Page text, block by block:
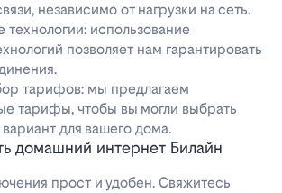
независимо от нагрузки на сеть.
использование
позволяет нам гарантировать
тарифов: мы предлагаем
тарифы, чтобы вы могли выбрать
для вашего дома.
домашний интернет Билайн
прост и удобен. Свяжитесь